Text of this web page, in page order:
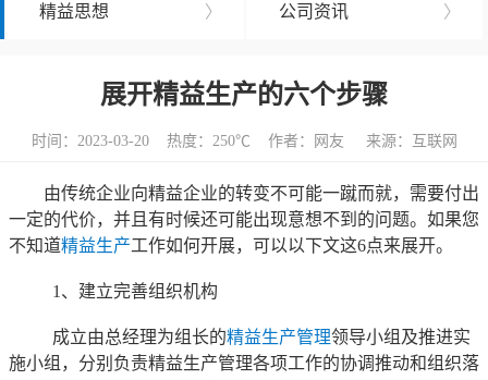
精益思想 〉 公司资讯 〉
展开精益生产的六个步骤
时间：2023-03-20 热度： 250℃ 作者：网友 来源：互联网
由传统企业向精益企业的转变不可能一蹴而就，需要付出
一定的代价，并且有时候还可能出现意想不到的问题。如果您
不知道精益生产工作如何开展，可以以下文这6点来展开。
1、建立完善组织机构
成立由总经理为组长的精益生产管理领导小组及推进实
施小组，分别负责精益生产管理各项工作的协调推动和组织落